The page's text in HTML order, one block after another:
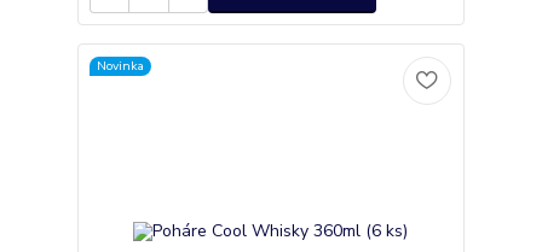
Novinka